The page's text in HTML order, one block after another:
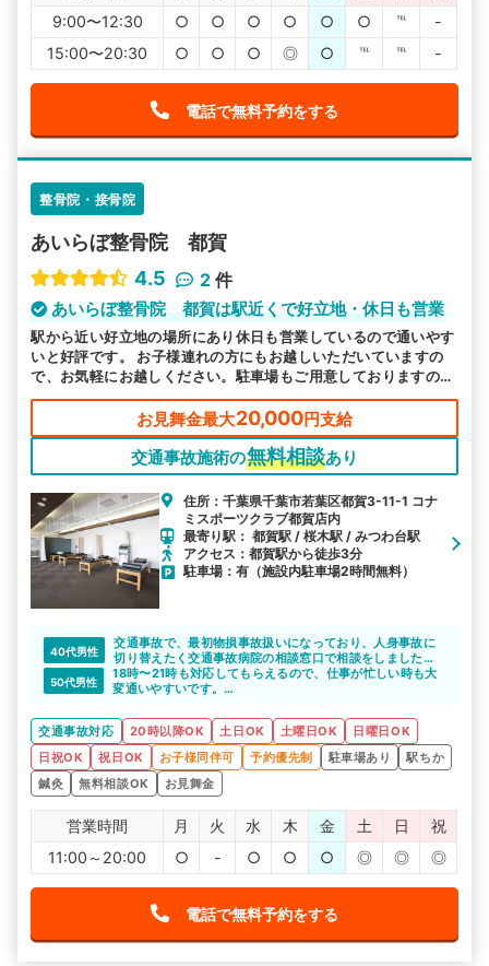
9:00〜12:30
○ ○ ○ ○ ○ ○ ℡
-
15:00〜20:30
○ ○ ○ ◎ ○ ℡ ℡ -
電話で無料予約をする
整骨院・接骨院
あいらぼ整骨院 都賀
4.5
2 件
あいらぼ整骨院 都賀は駅近くで好立地・休日も営業
駅から近い好立地の場所にあり休日も営業しているので通いやす
いと好評です。 お子様連れの方にもお越しいただいていますの
で、お気軽にお越しください。駐車場もご用意しておりますので
遠方の方もご利用ください。
お見舞金最大20,000円支給
交通事故施術の無料相談あり
住所：千葉県千葉市若葉区都賀3-11-1 コナ
ミスポーツクラブ都賀店内
最寄り駅： 都賀駅 / 桜木駅 / みつわ台駅
アクセス：都賀駅から徒歩3分
駐車場：有（施設内駐車場2時間無料）
40代男性
交通事故で、最初物損事故扱いになっており、人身事故に
切り替えたく交通事故病院の相談窓口で相談をしました。
いろいろアドバイスいただき、治療先としてあいらぼ整骨
院を紹介してもらいました。
いやすかったです。また、きちんと自分の症状に合わせて
治療の内容も組んでもらえて、安心して通うことができま
した。
50代男性
18時〜21時も対応してもらえるので、仕事が忙しい時も大
変通いやすいです。
っかりとしたヒアリングの後に施術へ進んでくれるので、
安心して通うことができています。
交通事故対応 20時以降OK 土日OK 土曜日OK
日曜日OK
日祝OK
祝日OK お子様同伴可 予約優先制 駐車場あり
駅ちか
鍼灸
無料相談OK お見舞金
営業時間 月 火 水 木 金 土 日
祝
11:00～20:00
○ - ○ ○ ○ ◎ ◎ ◎
電話で無料予約をする